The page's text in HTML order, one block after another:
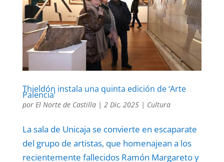
Thieldón instala una quinta edición de ‘Arte
Palencia’
por El Norte de Castilla| 2 Dic, 2025| Cultura
La sala de Unicaja se convierte en escaparate
del grupo de artistas, que homenajean a los
recientemente fallecidos Ramón Margareto y